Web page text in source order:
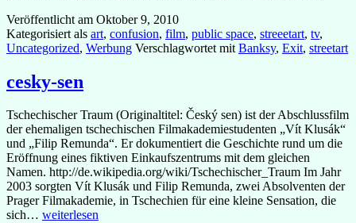
Veröffentlicht am Oktober 9, 2010
Kategorisiert als art, confusion, film, public space, streeetart, tv,
Uncategorized, Werbung Verschlagwortet mit Banksy, Exit, streetart
cesky-sen
Tschechischer Traum (Originaltitel: Český sen) ist der Abschlussfilm
der ehemaligen tschechischen Filmakademiestudenten „Vít Klusák“
und „Filip Remunda“. Er dokumentiert die Geschichte rund um die
Eröffnung eines fiktiven Einkaufszentrums mit dem gleichen
Namen. http://de.wikipedia.org/wiki/Tschechischer_Traum Im Jahr
2003 sorgten Vít Klusák und Filip Remunda, zwei Absolventen der
Prager Filmakademie, in Tschechien für eine kleine Sensation, die
sich… cesky-
weiterlesen